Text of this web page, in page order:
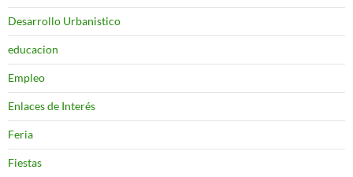
Desarrollo Urbanistico
educacion
Empleo
Enlaces de Interés
Feria
Fiestas